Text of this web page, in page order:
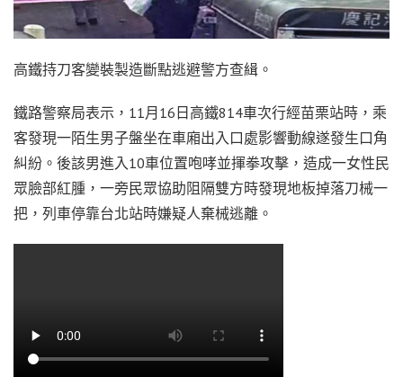
高鐵持刀客變裝製造斷點逃避警方查緝。
鐵路警察局表示，11月16日高鐵814車次行經苗栗站時，乘
客發現一陌生男子盤坐在車廂出入口處影響動線遂發生口角
糾紛。後該男進入10車位置咆哮並揮拳攻擊，造成一女性民
眾臉部紅腫，一旁民眾協助阻隔雙方時發現地板掉落刀械一
把，列車停靠台北站時嫌疑人棄械逃離。